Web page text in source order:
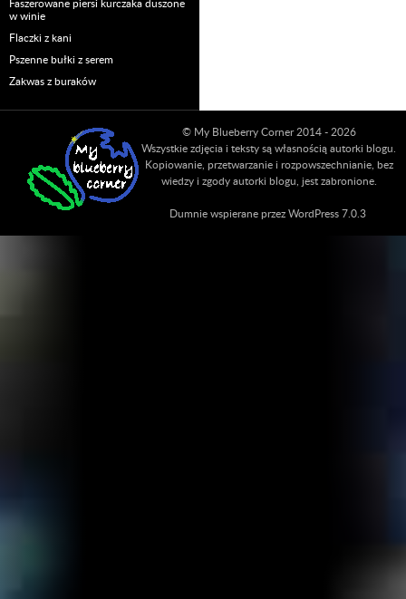
Faszerowane piersi kurczaka duszone
w winie
Flaczki z kani
Pszenne bułki z serem
Zakwas z buraków
© My Blueberry Corner 2014 - 2026
Wszystkie zdjęcia i teksty są własnością autorki blogu.
Kopiowanie, przetwarzanie i rozpowszechnianie, bez
wiedzy i zgody autorki blogu, jest zabronione.
Dumnie wspierane przez WordPress 7.0.3